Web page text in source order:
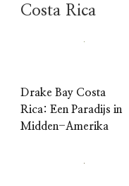
Costa Rica
Drake Bay Costa
Rica: Een Paradijs in
Midden-Amerika